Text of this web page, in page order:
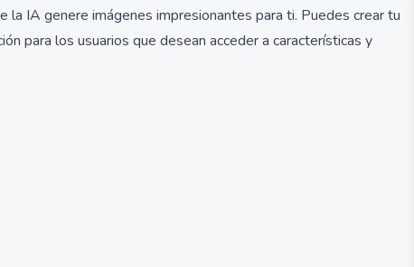
IA genere imágenes impresionantes para ti. Puedes crear tu
para los usuarios que desean acceder a características y